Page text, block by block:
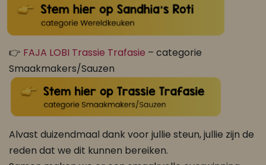
👉 FAJA LOBI Trassie Trafasie – categorie
Smaakmakers/Sauzen
Alvast duizendmaal dank voor jullie steun, jullie zijn de
reden dat we dit kunnen bereiken.